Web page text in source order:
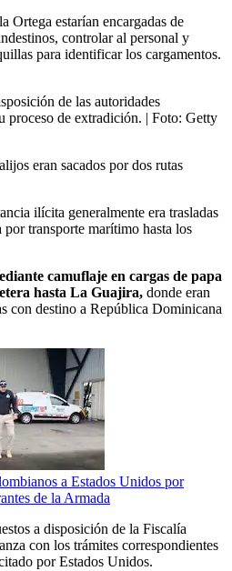
Ortega estarían encargadas de
controlar al personal y
para identificar los cargamentos.
de las autoridades
proceso de extradición. | Foto: Getty
eran sacados por dos rutas
ilícita generalmente era trasladas
transporte marítimo hasta los
camuflaje en cargas de papa
hasta La Guajira, donde eran
con destino a República Dominicana
a Estados Unidos por
de la Armada
a disposición de la Fiscalía
con los trámites correspondientes
por Estados Unidos.